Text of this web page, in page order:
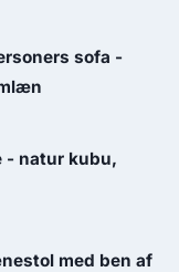
sofa -
- natur kubu,
med ben af